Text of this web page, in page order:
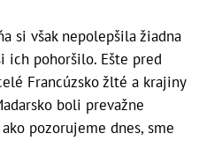
si však nepolepšila žiadna
ich pohoršilo. Ešte pred
Francúzsko žlté a krajiny
boli prevažne
pozorujeme dnes, sme